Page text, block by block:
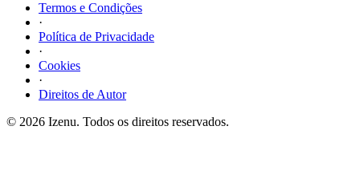
Termos e Condições
·
Política de Privacidade
·
Cookies
·
Direitos de Autor
© 2026 Izenu. Todos os direitos reservados.